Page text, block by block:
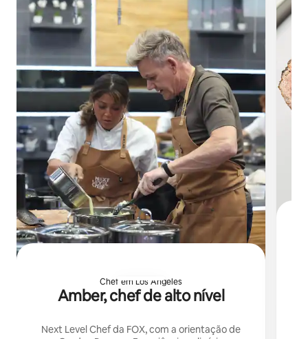
Chef em Los Angeles
Amber, chef de alto nível
Next Level Chef da FOX, com a orientação de